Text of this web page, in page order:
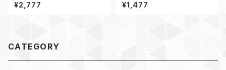
PT向け】
¥2,777
向け】
¥1,477
CATEGORY